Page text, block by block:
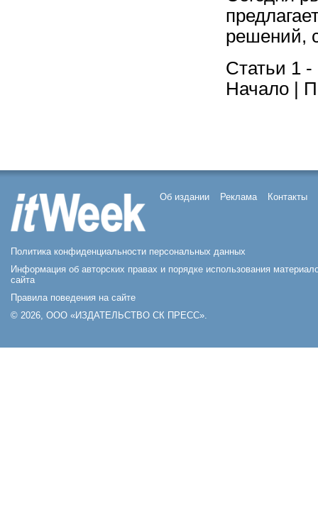
решений,
Статьи 1 -
Начало |
Об издании Реклама Контакты
Политика конфиденциальности персональных данных
Информация об авторских правах и порядке использования
сайта
Правила поведения на сайте
© 2026, ООО «ИЗДАТЕЛЬСТВО СК ПРЕСС».